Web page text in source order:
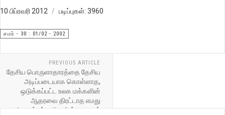
10 பிப்ரவரி 2012 படிப்புகள்: 3960
சமர் - 30 : 01/02 - 2002
PREVIOUS ARTICLE
தேசிய பொருளாதாரத்தை தேசிய
அடிப்படையாக கொள்ளாத,
ஒடுக்கப்பட்ட உலக மக்களின்
ஆதரவை திரட்டாத எமது
போராட்டம். புலிகளின் தலைவர்